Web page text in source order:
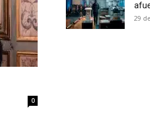
tobacco harm reduction in your
0
29